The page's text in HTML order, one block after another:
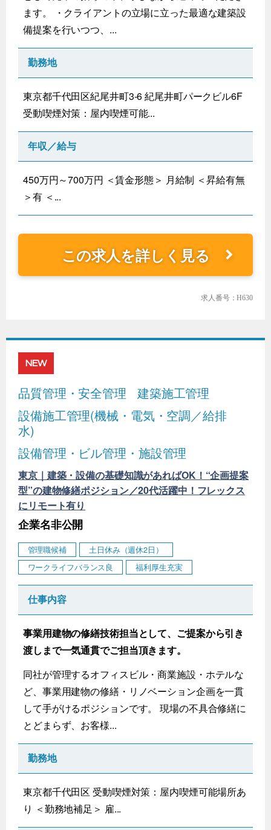
ます。 ・クライアントの立場に立った最適な建築設
備提案を行いつつ、...
勤務地
東京都千代田区紀尾井町3-6 紀尾井町パークビル6F
受動喫煙対策：屋内喫煙可能...
年収／給与
450万円～700万円 ＜賃金形態＞ 月給制 ＜昇給有無
＞有 ＜...
この求人を詳しく見る
求人番号：H630
NEW
品質管理・安全管理
建築施工管理
設備施工管理(機械・電気・空調／給排
水)
設備管理・ビル管理・施設管理
東京｜建築・設備の基礎知識があればOK！“企画提案
型”の建物修繕ポジション／20代活躍中！フレックス
にリモート有り
企業名非公開
管理職候補
土日休み（週休2日）
ワークライフバランス良
福利厚生充実
仕事内容
事業用建物の修繕技術担当として、ご提案から引き
渡しまで一気通貫でご担当頂きます。
同社が管理するオフィスビル・商業施設・ホテルな
ど、事業用建物の修繕・リノベーション企画を一貫
して手がけるポジションです。 現場の不具合修繕に
とどまらず、お客様...
勤務地
東京都千代田区 受動喫煙対策：屋内喫煙可能場所あ
り ＜勤務地補足＞ 雇...